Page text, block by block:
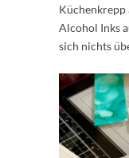
Küchenkrepp
Alcohol Inks
sich nichts